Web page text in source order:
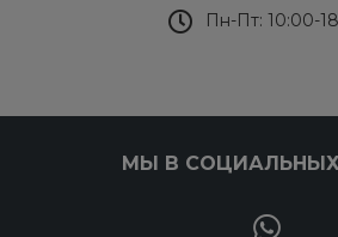
Пн-Пт: 10:00-
МЫ В СОЦИАЛЬНЫХ